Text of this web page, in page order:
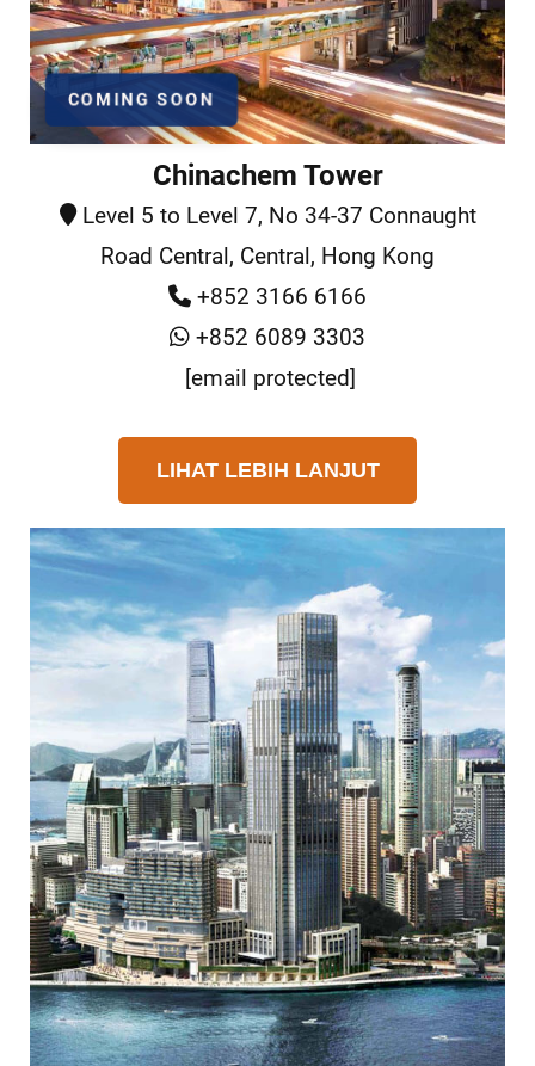
COMING SOON
Chinachem Tower
Level 5 to Level 7, No 34-37 Connaught
Road Central, Central, Hong Kong
+852 3166 6166
+852 6089 3303
[email protected]
LIHAT LEBIH LANJUT